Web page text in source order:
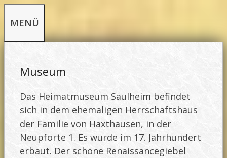
Inhalt
springen
MENÜ
Museum
Das Heimatmuseum Saulheim befindet
sich in dem ehemaligen Herrschaftshaus
der Familie von Haxthausen, in der
Neupforte 1. Es wurde im 17. Jahrhundert
erbaut. Der schöne Renaissancegiebel